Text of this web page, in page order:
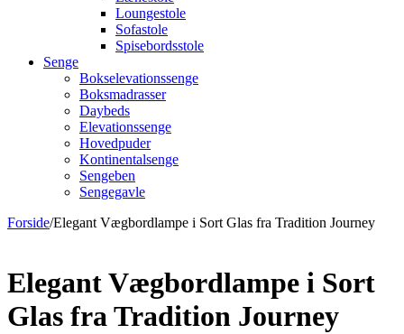
Loungestole
Sofastole
Spisebordsstole
Senge
Bokselevationssenge
Boksmadrasser
Daybeds
Elevationssenge
Hovedpuder
Kontinentalsenge
Sengeben
Sengegavle
Forside/Elegant Vægbordlampe i Sort Glas fra Tradition Journey
Elegant Vægbordlampe i Sort
Glas fra Tradition Journey